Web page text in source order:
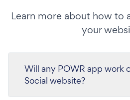
Learn more about how to
your
Will any POWR app work
Social website?